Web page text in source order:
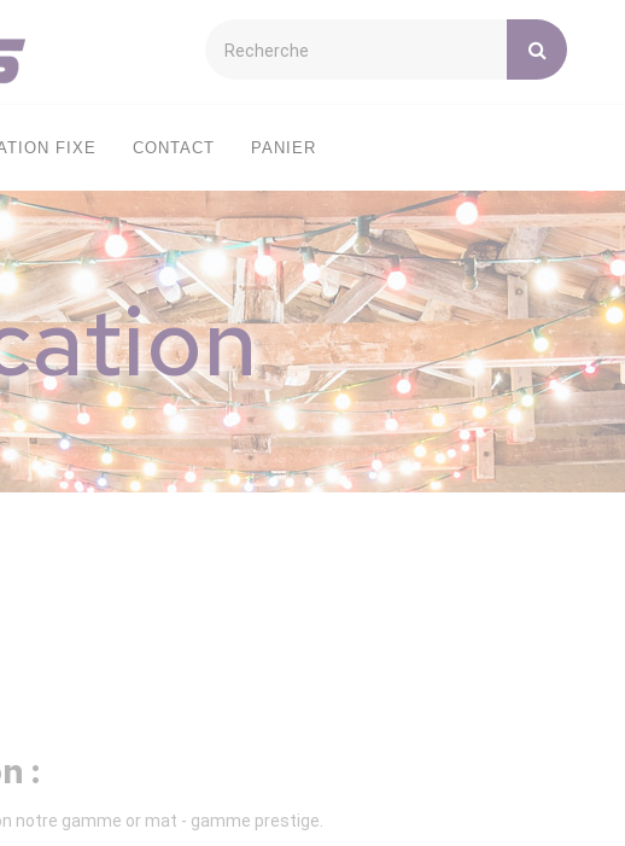
FIXE CONTACT PANIER
:
notre gamme or mat - gamme prestige.